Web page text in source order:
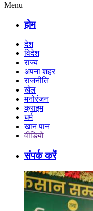
Menu
होम
देश
विदेश
राज्य
अपना शहर
राजनीति
खेल
मनोरंजन
क्राइम
धर्म
खान पान
वीडियो
संपर्क करें